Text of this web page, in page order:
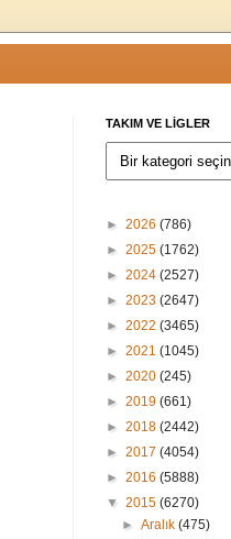
TAKIM VE LİGLER
► 2026 (786)
► 2025 (1762)
► 2024 (2527)
► 2023 (2647)
► 2022 (3465)
► 2021 (1045)
► 2020 (245)
► 2019 (661)
► 2018 (2442)
► 2017 (4054)
► 2016 (5888)
▼ 2015 (6270)
►Aralık(475)